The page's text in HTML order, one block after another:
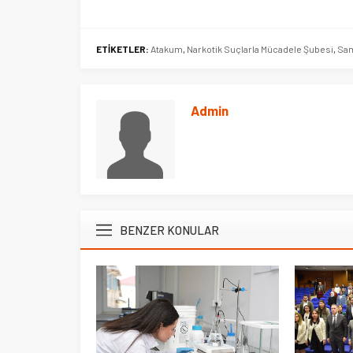
ETİKETLER: Atakum, Narkotik Suçlarla Mücadele Şubesi,
Admin
BENZER KONULAR
Ege Üniversitesi Spor Kulübüne